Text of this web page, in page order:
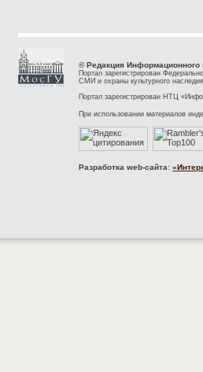
© Редакция Информационного
Портал зарегистрирован
СМИ и охраны культурного
Портал зарегистрирован НТЦ
При использовании материалов
Разработка web-сайта: